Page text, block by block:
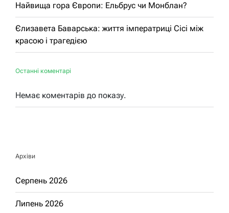
Найвища гора Європи: Ельбрус чи Монблан?
Єлизавета Баварська: життя імператриці Сісі між
красою і трагедією
Останні коментарі
Немає коментарів до показу.
Архіви
Серпень 2026
Липень 2026